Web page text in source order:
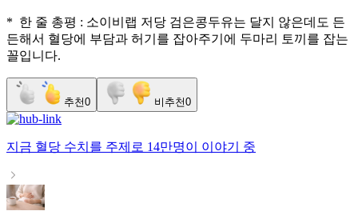
* 한 줄 총평 : 소이비랩 저당 검은콩두유는 달지 않은데도 든
든해서 혈당에 부담과 허기를 잡아주기에 두마리 토끼를 잡는
꼴입니다.
추천0 비추천0
지금 혈당 수치 를 주제로 14만명이 이야기 중